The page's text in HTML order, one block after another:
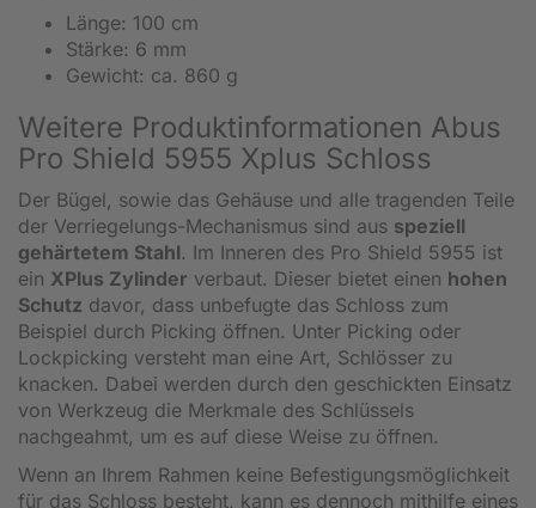
Länge: 100 cm
Stärke: 6 mm
Gewicht: ca. 860 g
Weitere Produktinformationen Abus
Pro Shield 5955 Xplus Schloss
Der Bügel, sowie das Gehäuse und alle tragenden Teile
der Verriegelungs-Mechanismus sind aus speziell
gehärtetem Stahl. Im Inneren des Pro Shield 5955 ist
ein XPlus Zylinder verbaut. Dieser bietet einen hohen
Schutz davor, dass unbefugte das Schloss zum
Beispiel durch Picking öffnen. Unter Picking oder
Lockpicking versteht man eine Art, Schlösser zu
knacken. Dabei werden durch den geschickten Einsatz
von Werkzeug die Merkmale des Schlüssels
nachgeahmt, um es auf diese Weise zu öffnen.
Wenn an Ihrem Rahmen keine Befestigungsmöglichkeit
für das Schloss besteht, kann es dennoch mithilfe eines